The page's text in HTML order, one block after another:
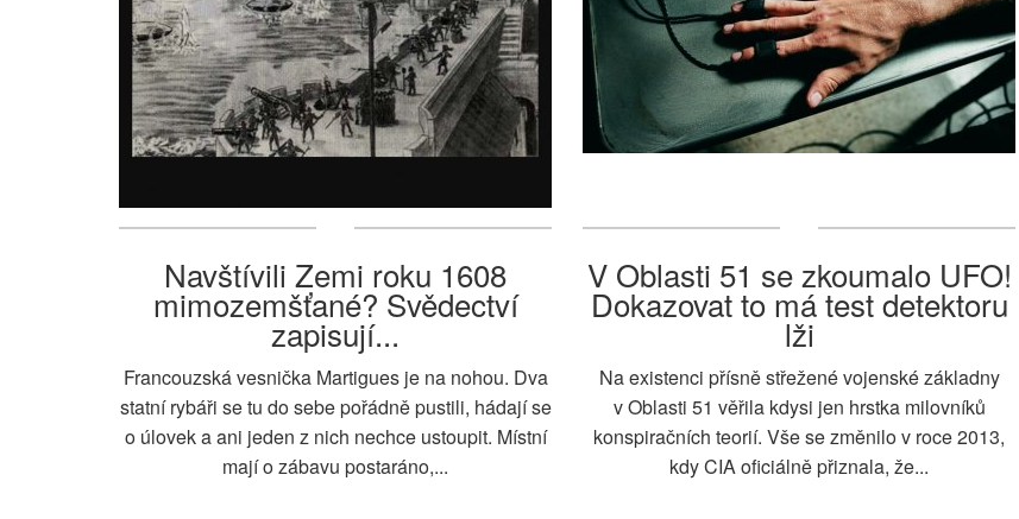
Navštívili Zemi roku 1608
mimozemšťané? Svědectví
zapisují...
Francouzská vesnička Martigues je na nohou. Dva
statní rybáři se tu do sebe pořádně pustili, hádají se
o úlovek a ani jeden z nich nechce ustoupit. Místní
mají o zábavu postaráno,...
V Oblasti 51 se zkoumalo UFO!
Dokazovat to má test detektoru
lži
Na existenci přísně střežené vojenské základny
v Oblasti 51 věřila kdysi jen hrstka milovníků
konspiračních teorií. Vše se změnilo v roce 2013,
kdy CIA oficiálně přiznala, že...